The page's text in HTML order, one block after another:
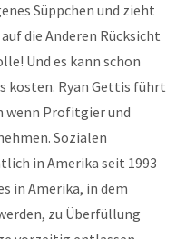
Süppchen und zieht
die Anderen Rücksicht
Und es kann schon
kosten. Ryan Gettis führt
wenn Profitgier und
Sozialen
in Amerika seit 1993
in Amerika, in dem
zu Überfüllung